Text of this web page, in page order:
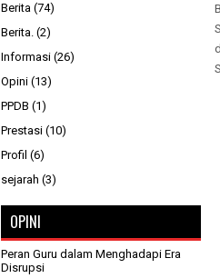
Berita (74)
Berita. (2)
Informasi (26)
Opini (13)
PPDB (1)
Prestasi (10)
Profil (6)
sejarah (3)
OPINI
Peran Guru dalam Menghadapi Era
Disrupsi